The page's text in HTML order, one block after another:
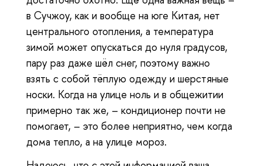
в Сучжоу, как и вообще на юге Китая, нет
центрального отопления, а температура
зимой может опускаться до нуля градусов,
пару раз даже шёл снег, поэтому важно
взять с собой тёплую одежду и шерстяные
носки. Когда на улице ноль и в общежитии
примерно так же, – кондиционер почти не
помогает, – это более неприятно, чем когда
дома тепло, а на улице мороз.